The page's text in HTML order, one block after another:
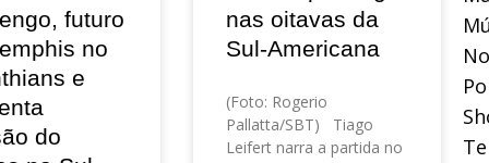
futuro
no
e
do
nas oitavas da
Sul-Americana
(Foto: Rogerio
Pallatta/SBT) Tiago
Leifert narra a partida no